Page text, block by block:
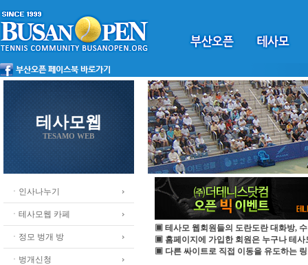
테사모웹
TESAMO WEB
ㆍ인사나누기
ㆍ테사모웹 카페
ㆍ정모 벙개 방
ㆍ벙개신청
▣ 테사모 웹회원들의 도란도란 대화방,
▣ 홈페이지에 가입한 회원은 누구나 테사
▣ 다른 싸이트로 직접 이동을 유도하는